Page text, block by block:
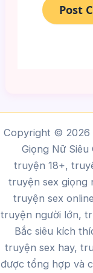
Copyright © 2026
Giọng Nữ Siêu
truyện 18+,
truyện sex giọng
truyện sex
truyện người lớn,
Bắc siêu kích
truyện sex hay,
được tổng hợp và